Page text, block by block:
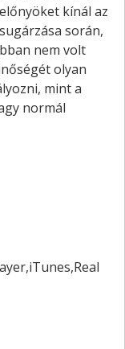
kínál az
során,
nem volt
olyan
mint a
normál